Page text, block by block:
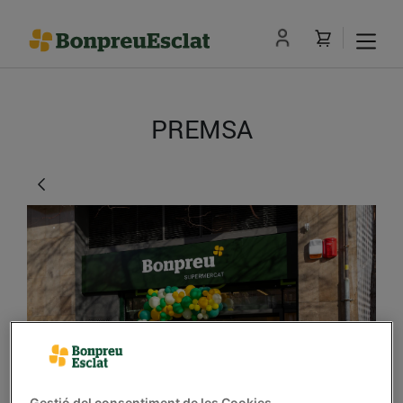
PREMSA
Nou Bonpreu al barri